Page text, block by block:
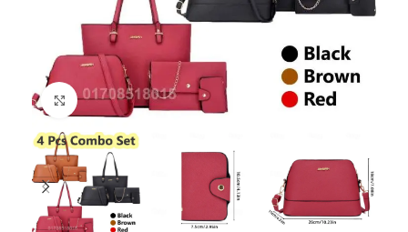
Click to enlarge